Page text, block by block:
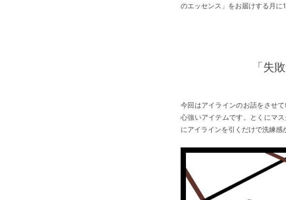
のエッセンス」をお届けする月に
「失
今回はアイラインのお話をさせ
心強いアイテムです。とくにマ
にアイラインを引くだけで洗練感